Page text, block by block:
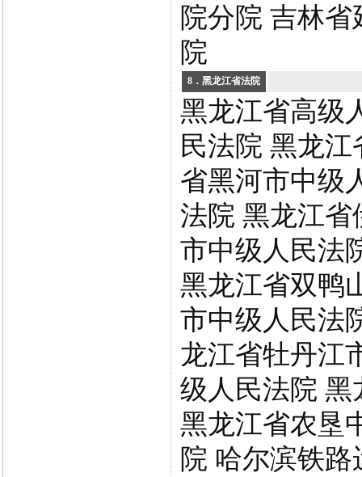
院分院 吉林
院
8．黑龙江省法院
黑龙江省高级
民法院 黑龙
省黑河市中级
法院 黑龙江省
市中级人民法
黑龙江省双鸭
市中级人民法
龙江省牡丹江
级人民法院 黑
黑龙江省农垦
院 哈尔滨铁